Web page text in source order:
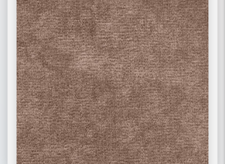
ПОДРОБНЕЕ